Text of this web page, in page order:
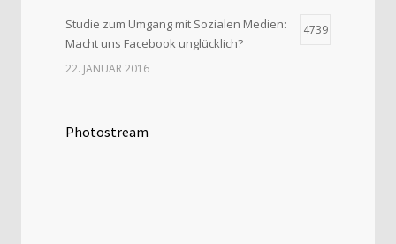
Studie zum Umgang mit Sozialen Medien:
Macht uns Facebook unglücklich?
4739
22. JANUAR 2016
Photostream